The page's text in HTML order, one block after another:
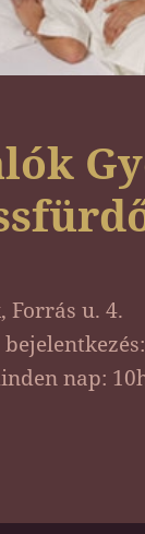
Forrás u. 4.
nap: